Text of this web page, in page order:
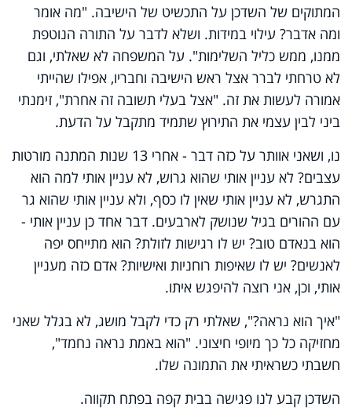
המתוקים של השדכן על התכשיט של הישיבה. "מה אומר
ומה אדבר? עילוי במידות. ושלא לדבר על התורה הנוטפת
ממנו, ממש כליל השלימות". על המשפחה לא שאלתי, וגם
לא טרחתי לברר אצל ראש הישיבה וחבריו, אפילו שהייתי
אמורה לעשות את זה. "אצל בעלי תשובה זה אחרת", זימנתי
ביני לבין עצמי את התירוץ שתמיד מתקבל על הדעת.
נו, ושאני אוותר על כזה דבר - אחרי 13 שנות המתנה מורטות
עצבים? לא עניין אותי שהוא גרוש, לא עניין אותי למה הוא
התגרש, לא עניין אותי שאין לו כסף, ולא עניין אותי שהוא גר
עם ההורים בגיל שנושק לארבעים. דבר אחד כן עניין אותי -
הוא בנאדם טוב? יש לו רגישות לזולת? הוא מתייחס יפה
לאנשים? יש לו שאיפות רוחניות ואישיות? אדם כזה מעניין
אותי, וכן, אני רוצה להיפגש איתו.
"איך הוא נראה?", שאלתי רק כדי לקבל מושג, לא בגלל שאני
מחזיקה כל כך מיופי חיצוני. "הוא באמת נראה נחמד",
חשבתי כשראיתי את התמונה שלו.
השדכן קבע לנו פגישה בבית קפה בפתח תקווה.